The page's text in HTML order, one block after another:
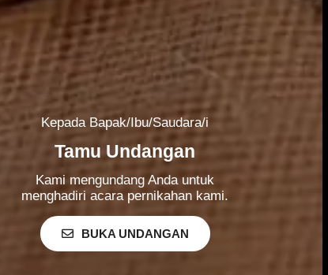
Kepada Bapak/Ibu/Saudara/i
Tamu Undangan
Kami mengundang Anda untuk
menghadiri acara pernikahan kami.
BUKA UNDANGAN